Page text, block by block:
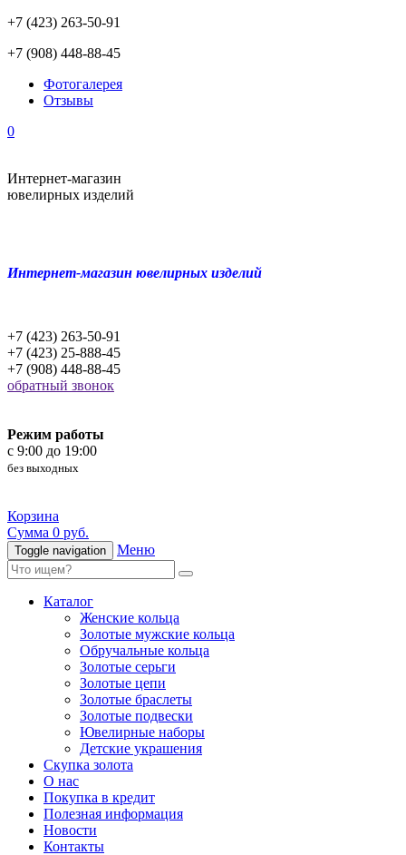
+7 (423) 263-50-91
+7 (908) 448-88-45
Фотогалерея
Отзывы
0
Интернет-магазин
ювелирных изделий
Интернет-магазин ювелирных изделий
+7 (423) 263-50-91
+7 (423) 25-888-45
+7 (908) 448-88-45
обратный звонок
Режим работы
c 9:00 до 19:00
без выходных
Корзина
Сумма 0 руб.
Toggle navigation Меню
Каталог
Женские кольца
Золотые мужские кольца
Обручальные кольца
Золотые серьги
Золотые цепи
Золотые браслеты
Золотые подвески
Ювелирные наборы
Детские украшения
Скупка золота
О нас
Покупка в кредит
Полезная информация
Новости
Контакты